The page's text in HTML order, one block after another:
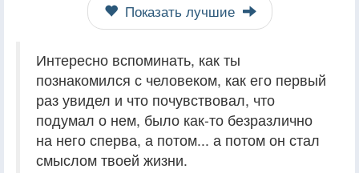
Показать лучшие
Интересно вспоминать, как ты
познакомился с человеком, как его первый
раз увидел и что почувствовал, что
подумал о нем, было как-то безразлично
на него сперва, а потом... а потом он стал
смыслом твоей жизни.